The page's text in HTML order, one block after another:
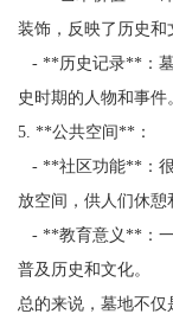
装饰，反映了历史和
- **历史记录**：墓
史时期的人物和事件。
5. **公共空间**：
- **社区功能**：很
放空间，供人们休憩
- **教育意义**：一
普及历史和文化。
总的来说，墓地不